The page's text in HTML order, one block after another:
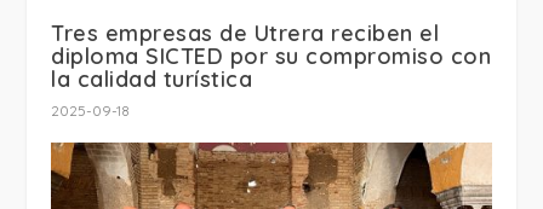
Tres empresas de Utrera reciben el
diploma SICTED por su compromiso con
la calidad turística
2025-09-18